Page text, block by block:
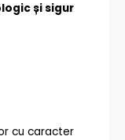
și sigur
cu caracter